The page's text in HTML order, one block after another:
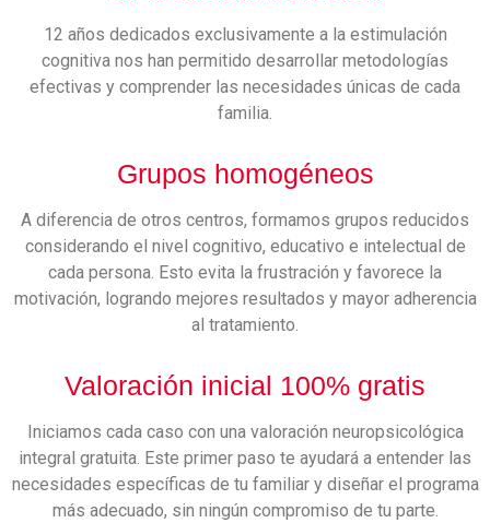
12 años dedicados exclusivamente a la estimulación
cognitiva nos han permitido desarrollar metodologías
efectivas y comprender las necesidades únicas de cada
familia.
Grupos homogéneos
A diferencia de otros centros, formamos grupos reducidos
considerando el nivel cognitivo, educativo e intelectual de
cada persona. Esto evita la frustración y favorece la
motivación, logrando mejores resultados y mayor adherencia
al tratamiento.
Valoración inicial 100% gratis
Iniciamos cada caso con una valoración neuropsicológica
integral gratuita. Este primer paso te ayudará a entender las
necesidades específicas de tu familiar y diseñar el programa
más adecuado, sin ningún compromiso de tu parte.